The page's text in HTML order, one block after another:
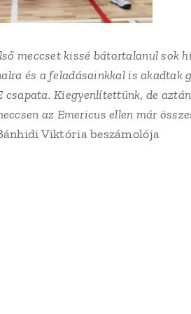
meccset kissé bátortalanul sok
és a feladásainkkal is akadtak
Kiegyenlítettünk, de
az Emericus ellen már
Viktória beszámolója